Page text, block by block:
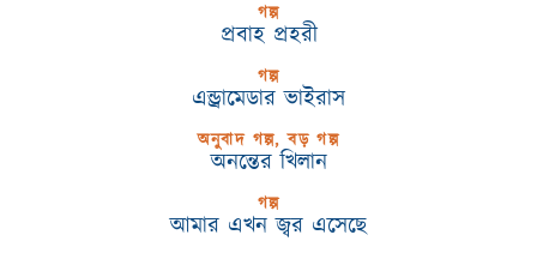
গল্প
প্রবাহ প্রহরী
গল্প
এন্ড্রামেডার ভাইরাস
অনুবাদ গল্প, বড় গল্প
অনন্তের খিলান
গল্প
আমার এখন জ্বর এসেছে